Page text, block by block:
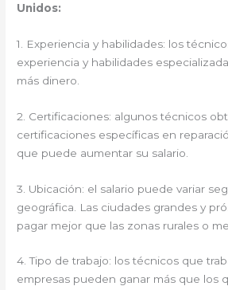
Unidos:
1. Experiencia y habilidades: los
experiencia y habilidades
más dinero.
2. Certificaciones: algunos técnicos
certificaciones específicas en
que puede aumentar su salario.
3. Ubicación: el salario puede variar
geográfica. Las ciudades grandes y
pagar mejor que las zonas rurales o
4. Tipo de trabajo: los técnicos que
empresas pueden ganar más que los